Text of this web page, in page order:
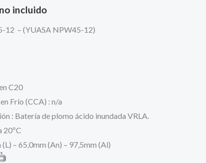
€.
incluido
12 – (YUASA NPW45-12)
C20
Frío (CCA) : n/a
: Batería de plomo ácido inundada VRLA.
20ºC
– 65,0mm (An) – 97,5mm (Al)